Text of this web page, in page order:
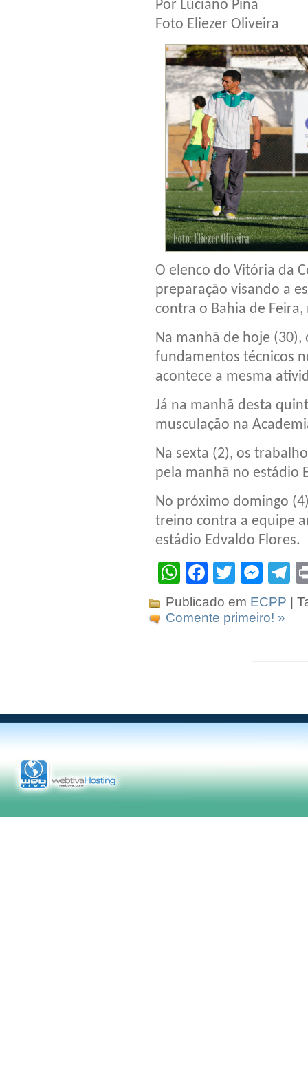
Por Luciano Pina
Foto Eliezer Oliveira
O elenco do Vitória da
preparação visando a
contra o Bahia de
Na manhã de hoje
fundamentos técnicos
acontece a mesma
Já na manhã desta
musculação na
Na sexta (2), os
pela manhã no estádio
No próximo domingo
treino contra a equipe
estádio Edvaldo Flores.
WhatsApp
Facebook
Twitter
Publicado em ECPP |
Comente primeiro! »